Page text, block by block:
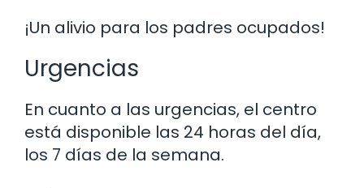
¡Un alivio para los padres ocupados!
Urgencias
En cuanto a las urgencias, el centro
está disponible las 24 horas del día,
los 7 días de la semana.